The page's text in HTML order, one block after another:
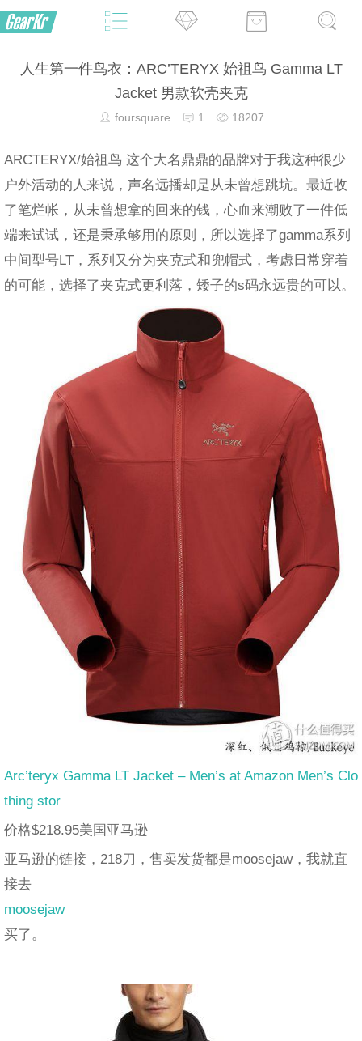
人生第一件鸟衣：ARC’TERYX 始祖鸟 Gamma LT
Jacket 男款软壳夹克
foursquare 1 18207
ARCTERYX/始祖鸟 这个大名鼎鼎的品牌对于我这种很少
户外活动的人来说，声名远播却是从未曾想跳坑。最近收
了笔烂帐，从未曾想拿的回来的钱，心血来潮败了一件低
端来试试，还是秉承够用的原则，所以选择了gamma系列
中间型号LT，系列又分为夹克式和兜帽式，考虑日常穿着
的可能，选择了夹克式更利落，矮子的s码永远贵的可以。
Arc’teryx Gamma LT Jacket – Men’s at Amazon Men’s Clo
thing stor
价格$218.95美国亚马逊
亚马逊的链接，218刀，售卖发货都是moosejaw，我就直
接去
moosejaw
买了。